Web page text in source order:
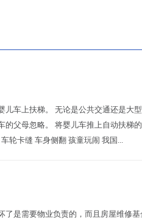
车上扶梯。 无论是公共交通还是大
父母忽略。 将婴儿车推上自动扶梯
轮卡缝 车身侧翻 孩童玩闹 我国...
是需要物业负责的，而且房屋维修基